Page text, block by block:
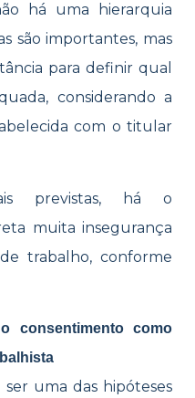
há uma hierarquia
são importantes, mas
para definir qual
considerando a
com o titular
previstas, há o
muita insegurança
trabalho, conforme
consentimento como
uma das hipóteses